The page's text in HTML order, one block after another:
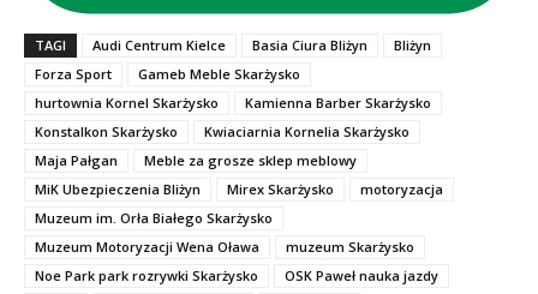
TAGI Audi Centrum Kielce Basia Ciura Bliżyn
Bliżyn
Forza Sport
Gameb Meble Skarżysko
hurtownia Kornel Skarżysko
Kamienna Barber Skarżysko
Konstalkon Skarżysko
Kwiaciarnia Kornelia Skarżysko
Maja Pałgan
Meble za grosze sklep meblowy
MiK Ubezpieczenia Bliżyn
Mirex Skarżysko
motoryzacja
Muzeum im. Orła Białego Skarżysko
Muzeum Motoryzacji Wena Oława
muzeum Skarżysko
Noe Park park rozrywki Skarżysko
OSK Paweł nauka jazdy